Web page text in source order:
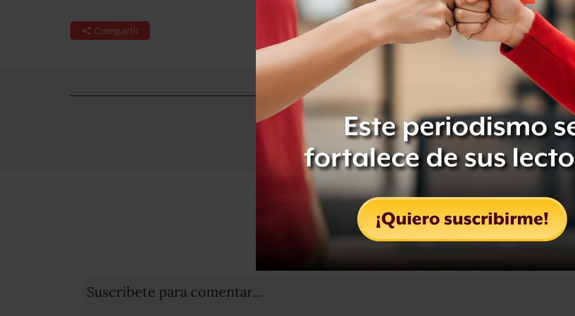
Compartir Leer después
Compartir Leer después
OCULTAR COMENTARIOS
Suscribete para comentar...